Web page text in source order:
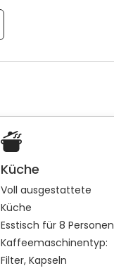
Küche
Voll ausgestattete
Küche
Esstisch für 8 Personen
Kaffeemaschinentyp:
Filter Kapseln